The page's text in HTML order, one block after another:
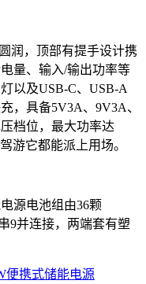
润，顶部有提手设计携
量、输入/输出功率等
以及USB-C、USB-A
，具备5V3A、9V3A、
档位，最大功率达
游它都能派上用场。
源电池组由36颗
9并连接，两端套有塑
便携式储能电源